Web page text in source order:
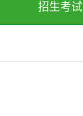
招生考试